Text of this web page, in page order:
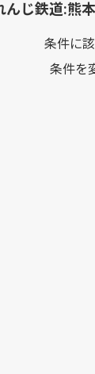
じ鉄道:熊
条件に
条件を